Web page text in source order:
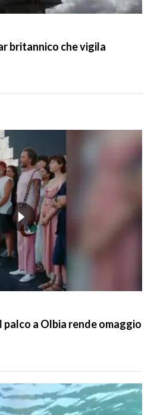
britannico che vigila
a Olbia rende omaggio